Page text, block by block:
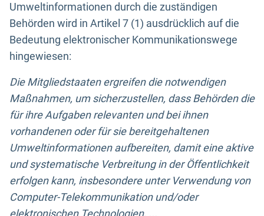
Umweltinformationen durch die zuständigen
Behörden wird in Artikel 7 (1) ausdrücklich auf die
Bedeutung elektronischer Kommunikationswege
hingewiesen:
Die Mitgliedstaaten ergreifen die notwendigen
Maßnahmen, um sicherzustellen, dass Behörden die
für ihre Aufgaben relevanten und bei ihnen
vorhandenen oder für sie bereitgehaltenen
Umweltinformationen aufbereiten, damit eine aktive
und systematische Verbreitung in der Öffentlichkeit
erfolgen kann, insbesondere unter Verwendung von
Computer-Telekommunikation und/oder
elektronischen Technologien, ...